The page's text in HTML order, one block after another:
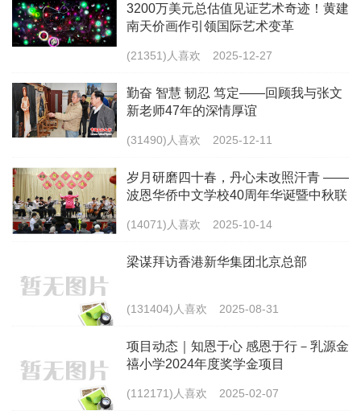
3200万美元总估值见证艺术奇迹！黄建
南天价画作引领国际艺术变革
(21351)人喜欢 2025-12-27
勤奋 智慧 韧忍 笃定——回顾我与张文
新老师47年的深情厚谊
(31490)人喜欢 2025-12-11
岁月研磨四十春，丹心未改照汗青 ——
波恩华侨中文学校40周年华诞暨中秋联
(14071)人喜欢 2025-10-14
梁谋拜访香港新华集团北京总部
(131404)人喜欢 2025-08-31
项目动态｜知恩于心 感恩于行－乳源金
禧小学2024年度奖学金项目
(112171)人喜欢 2025-02-07